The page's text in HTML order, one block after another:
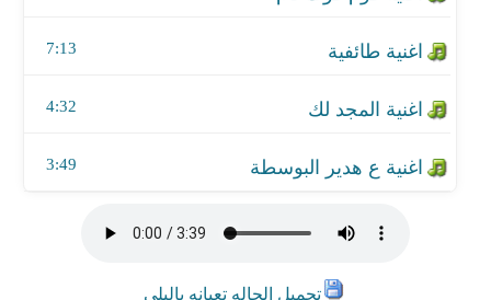
7:13
4:32
3:49
تحميل الحاله تعبانه ياليلى